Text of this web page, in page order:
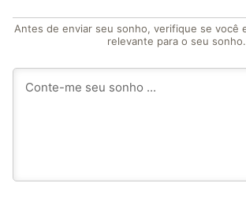
Antes de enviar seu sonho, verifique se você
relevante para o seu sonho.